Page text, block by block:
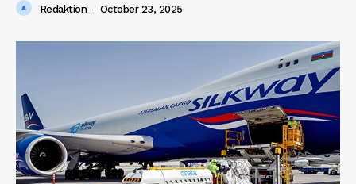
Redaktion - October 23, 2025